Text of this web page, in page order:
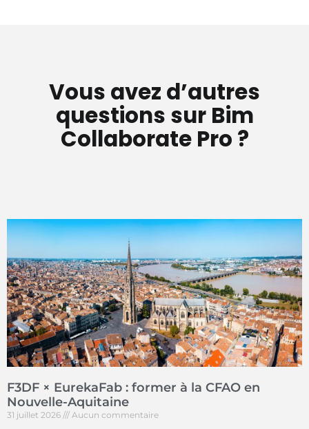
Vous avez d’autres
questions sur Bim
Collaborate Pro ?
F3DF × EurekaFab : former à la CFAO en
Nouvelle-Aquitaine
31 juillet 2026 Aucun commentaire